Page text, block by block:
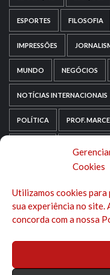
Cookies
Utilizamos cookies
sua experiência no site.
concorda com a nossa
ESPORTES FILOSOFIA
IMPRESSÕES
MUNDO NEGÓCIOS
NOTÍCIAS INTERNACIONAIS
POLÍTICA PROF.
SEM
TECNOLOGIA